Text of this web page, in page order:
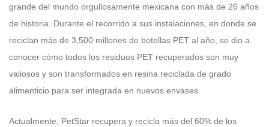
grande del mundo orgullosamente mexicana con más de 26 años
de historia. Durante el recorrido a sus instalaciones, en donde se
reciclan más de 3,500 millones de botellas PET al año, se dio a
conocer cómo todos los residuos PET recuperados son muy
valiosos y son transformados en resina reciclada de grado
alimenticio para ser integrada en nuevos envases.
Actualmente, PetStar recupera y recicla más del 60% de los